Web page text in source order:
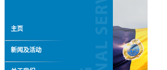
主页
新闻及活动